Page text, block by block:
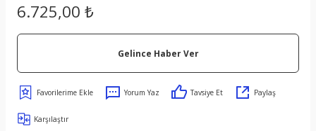
6.725,00 ₺
Gelince Haber Ver
Yorum Yaz Tavsiye Et Paylaş
Karşılaştır